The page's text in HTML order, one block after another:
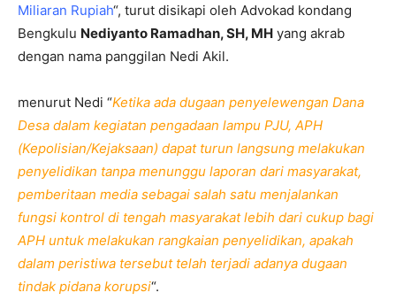
Miliaran Rupiah“, turut disikapi oleh Advokad kondang
Bengkulu Nediyanto Ramadhan, SH, MH yang akrab
dengan nama panggilan Nedi Akil.
menurut Nedi “Ketika ada dugaan penyelewengan Dana
Desa dalam kegiatan pengadaan lampu PJU, APH
(Kepolisian/Kejaksaan) dapat turun langsung melakukan
penyelidikan tanpa menunggu laporan dari masyarakat,
pemberitaan media sebagai salah satu menjalankan
fungsi kontrol di tengah masyarakat lebih dari cukup bagi
APH untuk melakukan rangkaian penyelidikan, apakah
dalam peristiwa tersebut telah terjadi adanya dugaan
tindak pidana korupsi“.